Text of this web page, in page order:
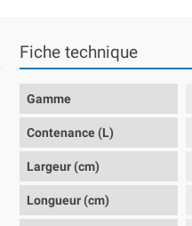
Fiche technique
Gamme
Contenance (L)
Largeur (cm)
Longueur (cm)